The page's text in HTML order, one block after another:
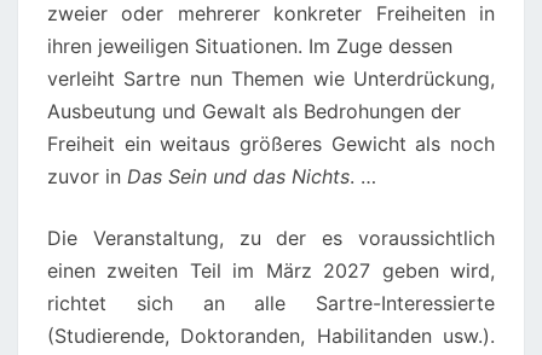
zweier oder mehrerer konkreter Freiheiten in
ihren jeweiligen Situationen. Im Zuge dessen
verleiht Sartre nun Themen wie Unterdrückung,
Ausbeutung und Gewalt als Bedrohungen der
Freiheit ein weitaus größeres Gewicht als noch
zuvor in Das Sein und das Nichts. …
Die Veranstaltung, zu der es voraussichtlich
einen zweiten Teil im März 2027 geben wird,
richtet sich an alle Sartre-Interessierte
(Studierende, Doktoranden, Habilitanden usw.).